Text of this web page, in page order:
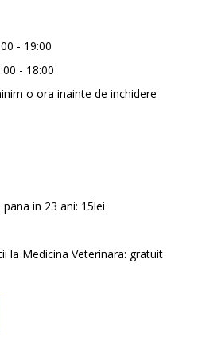
- 19:00
- 18:00
o ora inainte de inchidere
in 23 ani: 15lei
la Medicina Veterinara: gratuit